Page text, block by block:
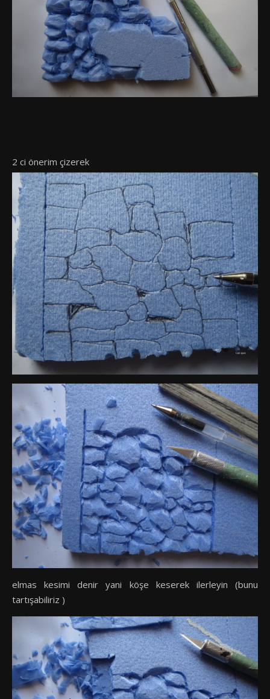
2 ci önerim çizerek
elmas kesimi denir yani köşe keserek ilerleyin (bunu
tartışabiliriz )